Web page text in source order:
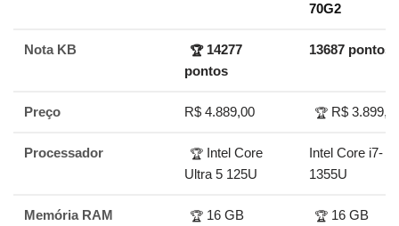
70G2
Nota KB 🏆14277
pontos
13687 pontos
Preço R$ 4.889,00 🏆 R$
Processador 🏆 Intel Core
Ultra 5 125U
Intel Core i7-
1355U
Memória RAM 🏆 16 GB 🏆 16 GB